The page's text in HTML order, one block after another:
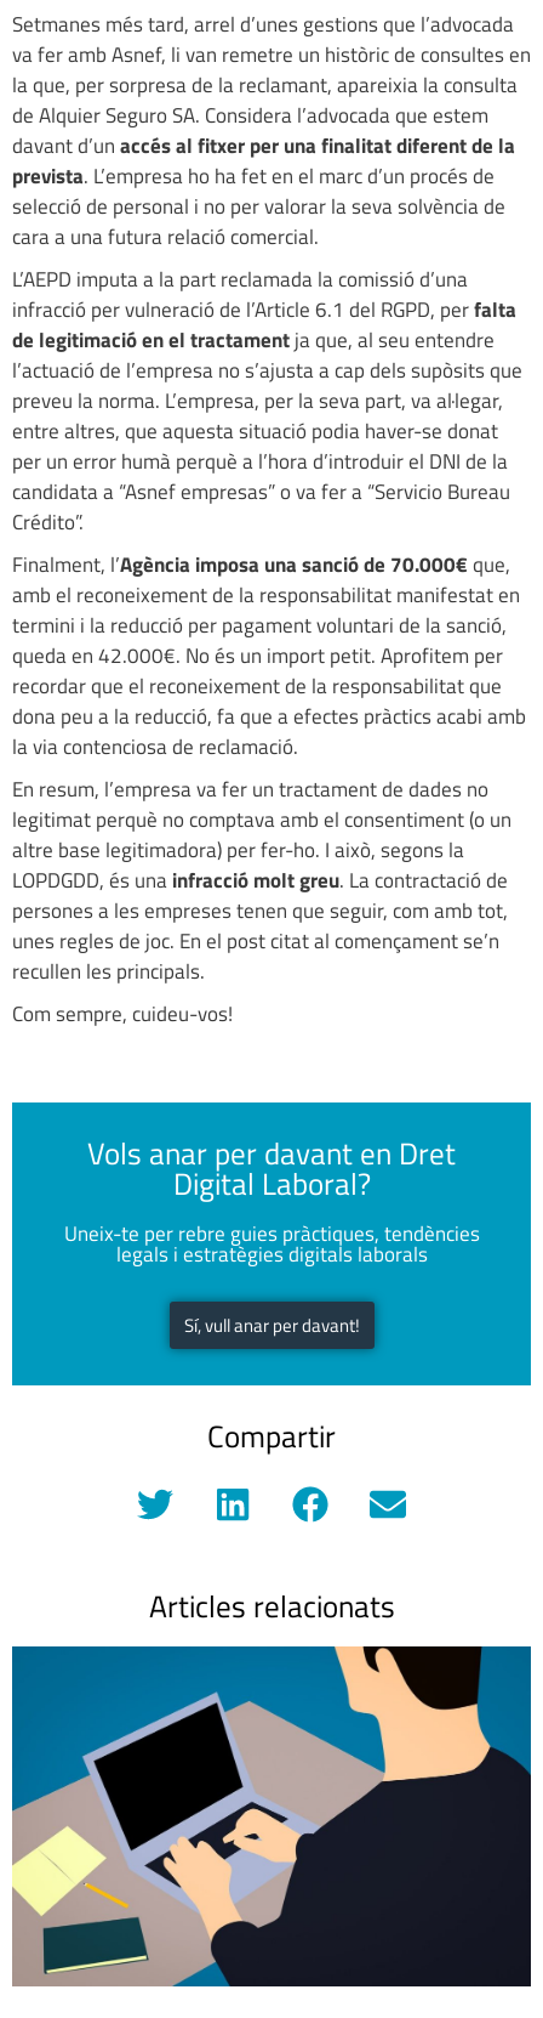
Setmanes més tard, arrel d’unes gestions que l’advocada
va fer amb Asnef, li van remetre un històric de consultes en
la que, per sorpresa de la reclamant, apareixia la consulta
de Alquier Seguro SA. Considera l’advocada que estem
davant d’unaccés al fitxer per una finalitat diferent de la
prevista. L’empresa ho ha fet en el marc d’un procés de
selecció de personal i no per valorar la seva solvència de
cara a una futura relació comercial.
L’AEPD imputa a la part reclamada la comissió d’una
infracció per vulneració de l’Article 6.1 del RGPD, perfalta
de legitimació en el tractamentja que, al seu entendre
l’actuació de l’empresa no s’ajusta a cap dels supòsits que
preveu la norma. L’empresa, per la seva part, va al·legar,
entre altres, que aquesta situació podia haver-se donat
per un error humà perquè a l’hora d’introduir el DNI de la
candidata a “Asnef empresas” o va fer a “Servicio Bureau
Crédito”.
Finalment, l’Agència imposa una sanció de 70.000€que,
amb el reconeixement de la responsabilitat manifestat en
termini i la reducció per pagament voluntari de la sanció,
queda en 42.000€. No és un import petit. Aprofitem per
recordar que el reconeixement de la responsabilitat que
dona peu a la reducció, fa que a efectes pràctics acabi amb
la via contenciosa de reclamació.
En resum, l’empresa va fer un tractament de dades no
legitimat perquè no comptava amb el consentiment (o un
altre base legitimadora) per fer-ho. I això, segons la
LOPDGDD, és unainfracció molt greu. La contractació de
persones a les empreses tenen que seguir, com amb tot,
unes regles de joc. En el post citat al començament se’n
recullen les principals.
Com sempre, cuideu-vos!
Vols anar per davant en Dret
Digital Laboral?
Uneix-te per rebre guies pràctiques, tendències
legals i estratègies digitals laborals
Sí, vull anar per davant!
Compartir
Articles relacionats